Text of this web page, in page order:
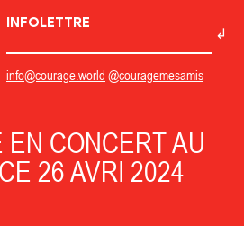
INFOLETTRE
info@courage.world @couragemesamis
CONCERT AU
26 AVRI 2024